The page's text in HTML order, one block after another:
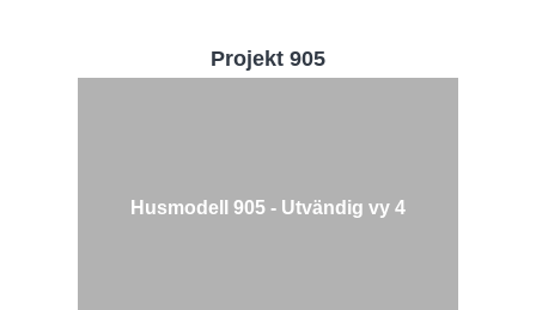
Projekt 905
Husmodell 905 - Utvändig vy 4